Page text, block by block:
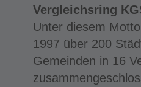
Vergleichsring
Unter diesem
1997 über 200
Gemeinden in 16